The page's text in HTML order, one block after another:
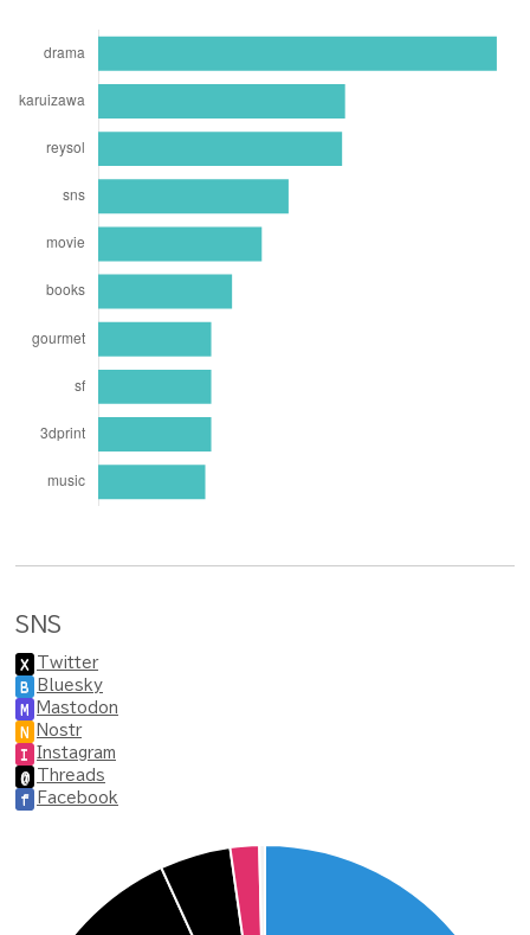
SNS
X Twitter
B Bluesky
M Mastodon
N Nostr
I Instagram
@ Threads
f Facebook